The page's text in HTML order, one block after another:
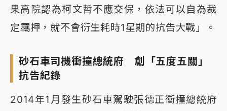
果高院認為柯文哲不應交保，依法可以自為裁
定羈押，就不會衍生耗時1星期的抗告大戰」。
砂石車司機衝撞總統府 創「五度五關」
抗告紀錄
2014年1月發生砂石車駕駛張德正衝撞總統府